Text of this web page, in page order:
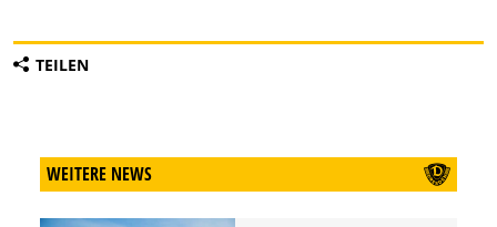
TEILEN
WEITERE NEWS